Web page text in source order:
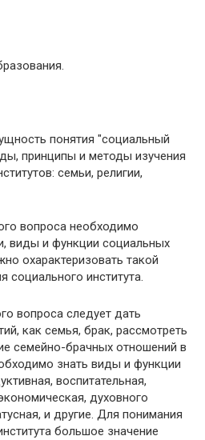
понятия "социальный
принципы и методы изучения
семьи, религии,
вопроса необходимо
виды и функции социальных
охарактеризовать такой
социального института.
вопроса следует дать
как семья, брак, рассмотреть
семейно-брачных отношений в
знать виды и функции
воспитательная,
духовного
и другие. Для понимания
большое значение